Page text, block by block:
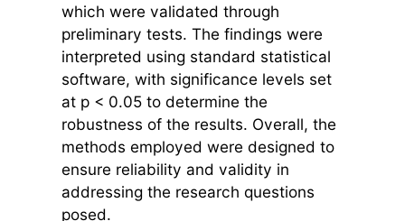
which were validated through
preliminary tests. The findings were
interpreted using standard statistical
software, with significance levels set
at p < 0.05 to determine the
robustness of the results. Overall, the
methods employed were designed to
ensure reliability and validity in
addressing the research questions
posed.